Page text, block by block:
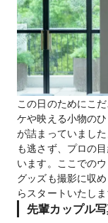
この日のためにこ
ケや映える小物の
が詰まっていまし
も逃さず、プロの
います。ここでの
グッズも撮影に収
らスタートいたしま
先輩カップル